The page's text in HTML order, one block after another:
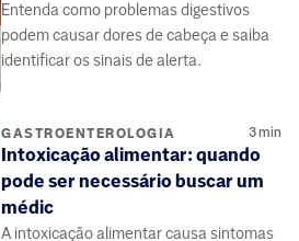
Entenda como problemas digestivos
podem causar dores de cabeça e saiba
identificar os sinais de alerta.
GASTROENTEROLOGIA 3min
Intoxicação alimentar: quando
pode ser necessário buscar um
médic
A intoxicação alimentar causa sintomas